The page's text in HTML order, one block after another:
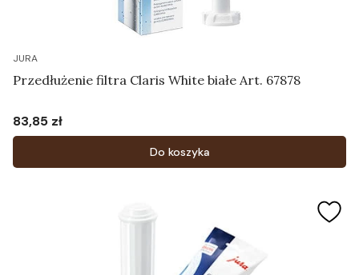
JURA
Przedłużenie filtra Claris White białe Art. 67878
Cena
83,85 zł
Do koszyka